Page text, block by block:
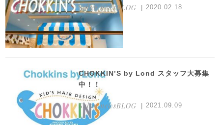
Salon newsBLOG 2020.02.18
CHOKKIN’S by Lond スタッフ大募集
中！！
Salon newsBLOG 2021.09.09